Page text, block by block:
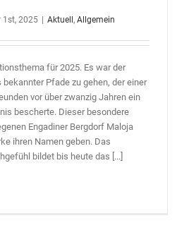
1st, 2025 | Aktuell, Allgemein
für 2025. Es war der
Pfade zu gehen, der einer
vor über zwanzig Jahren ein
bescherte. Dieser besondere
Engadiner Bergdorf Maloja
ihren Namen geben. Das
bildet bis heute das [...]